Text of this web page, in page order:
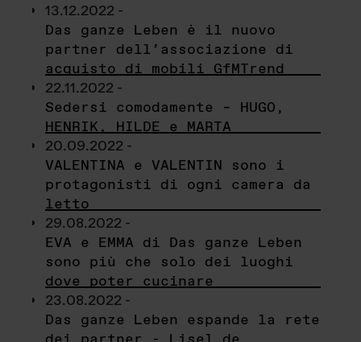
13.12.2022 -
Das ganze Leben è il nuovo
partner dell’associazione di
acquisto di mobili GfMTrend
22.11.2022 -
Sedersi comodamente – HUGO,
HENRIK, HILDE e MARTA
20.09.2022 -
VALENTINA e VALENTIN sono i
protagonisti di ogni camera da
letto
29.08.2022 -
EVA e EMMA di Das ganze Leben
sono più che solo dei luoghi
dove poter cucinare
23.08.2022 -
Das ganze Leben espande la rete